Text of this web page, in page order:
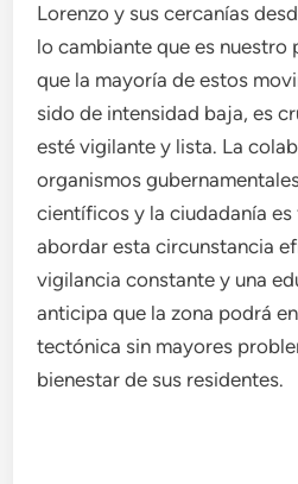
Lorenzo y sus cercanías
lo cambiante que es nuestro
que la mayoría de estos
sido de intensidad baja, es
esté vigilante y lista. La
organismos
científicos y la ciudadanía
abordar esta circunstancia
vigilancia constante y una
anticipa que la zona podrá
tectónica sin mayores
bienestar de sus residentes.